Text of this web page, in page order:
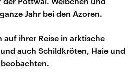
Jahr bei den Azoren.
auf ihrer Reise in arktische
auch Schildkröten, Haie und